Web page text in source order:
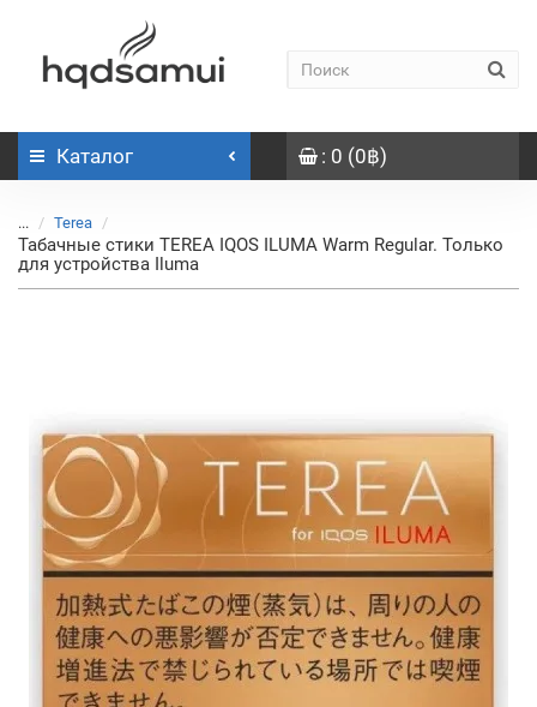
Каталог : 0 (0฿)
... Terea
Табачные стики TEREA IQOS ILUMA Warm Regular. Только
для устройства Iluma